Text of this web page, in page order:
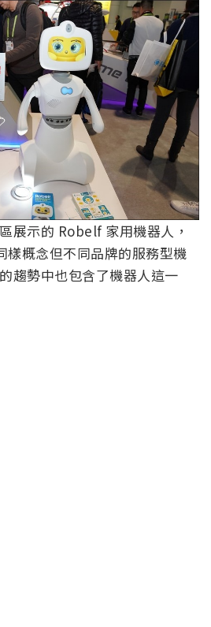
展示的 Robelf 家用機器人，
樣概念但不同品牌的服務型機
趨勢中也包含了機器人這一